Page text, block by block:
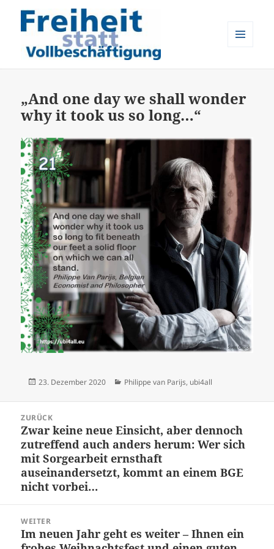
„And one day we shall wonder
why it took us so long…“
Veröffentlicht
23. Dezember 2020 Kategorien
Philippe van Parijs, ubi4all
Navigation
ZURÜCK
Vorheriger
Beitrag:
Zwar keine neue Einsicht, aber dennoch
zutreffend auch anders herum: Wer sich
mit Sorgearbeit ernsthaft
auseinandersetzt, kommt an einem BGE
nicht vorbei…
WEITER
Nächster
Im neuen Jahr geht es weiter – Ihnen ein